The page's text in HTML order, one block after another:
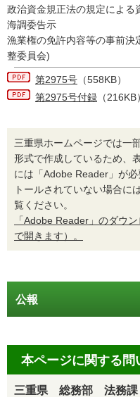
政治資金規正法の規定による
海調委告示
漁業権の免許内容等の事前決
整委員会)
第2975号 （558KB）
第2975号付録 （216KB）
三重県ホームページでは一
形式で作成しているため、
には「Adobe Reader」が
トールされていない場合に
覧ください。
「Adobe Reader」のダウ
で開きます）。
公報
本ページに関する問
三重県 総務部 法務